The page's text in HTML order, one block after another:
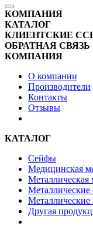
КОМПАНИЯ
КАТАЛОГ
КЛИЕНТСКИЕ
ОБРАТНАЯ СВЯЗЬ
КОМПАНИЯ
О компании
Производители
Контакты
Отзывы
КАТАЛОГ
Сейфы
Медицинская
Металлическая
Металлические
Другая